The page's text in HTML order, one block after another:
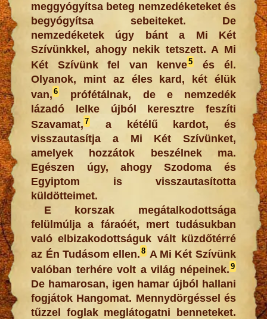
meggyógyítsa beteg nemzedéketeket és
begyógyítsa sebeiteket. De
nemzedéketek úgy bánt a Mi Két
Szívünkkel, ahogy nekik tetszett. A Mi
Két Szívünk fel van kenve5és él.
Olyanok, mint az éles kard, két élük
van,6
prófétálnak, de e nemzedék
lázadó lelke újból keresztre feszíti
Szavamat,7
a kétélű kardot, és
visszautasítja a Mi Két Szívünket,
amelyek hozzátok beszélnek ma.
Egészen úgy, ahogy Szodoma és
Egyiptom is visszautasította
küldötteimet.
E korszak megátalkodottsága
felülmúlja a fáraóét, mert tudásukban
való elbizakodottságuk vált küzdőtérré
az Én Tudásom ellen.8 A Mi Két Szívünk
valóban terhére volt a világ népeinek. 9
De hamarosan, igen hamar újból hallani
fogjátok Hangomat. Mennydörgéssel és
tűzzel foglak meglátogatni benneteket.